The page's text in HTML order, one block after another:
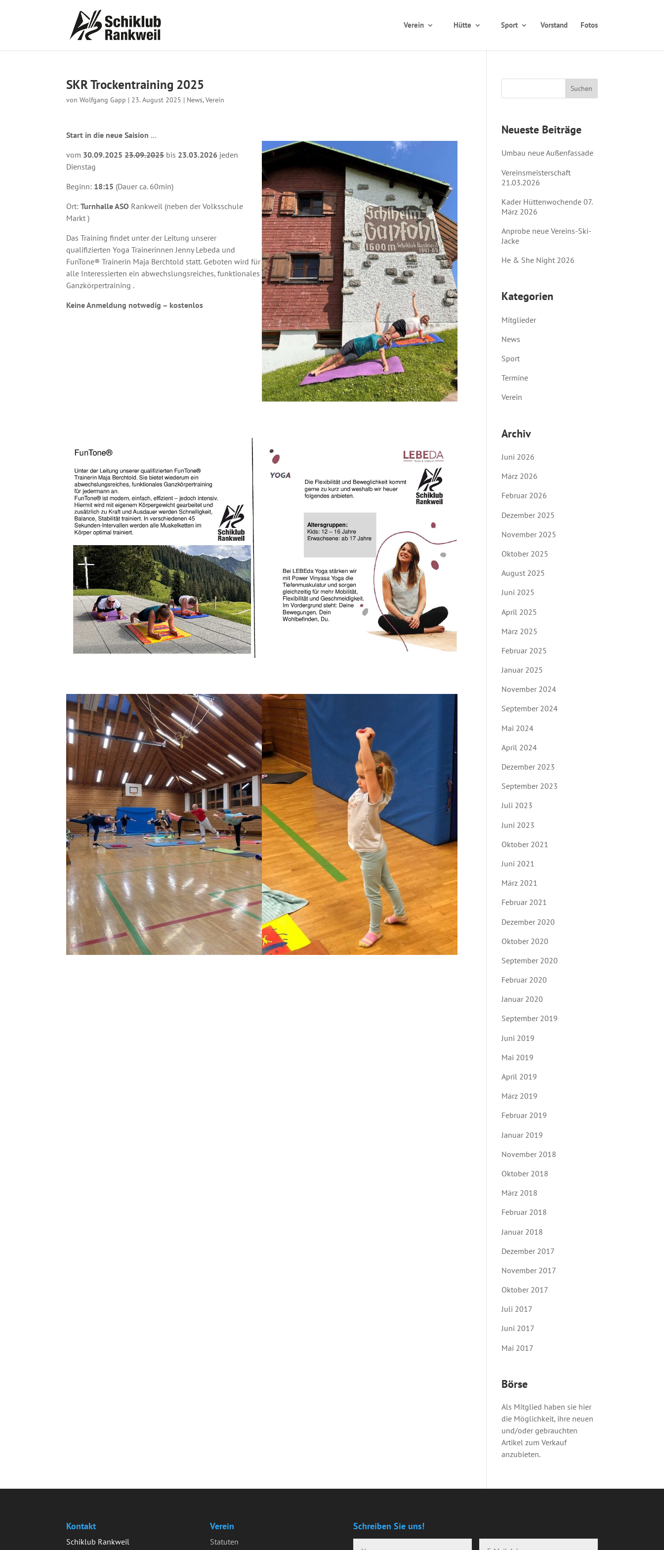
Verein Hütte Sport Vorstand Fotos
SKR Trockentraining 2025
vonWolfgang Gapp | 23. August 2025 | News,Verein
Start in die neue Saision …
vom 30.09.202523.09.2025 bis 23.03.2026 jeden
Dienstag
Beginn: 18:15 (Dauer ca. 60min)
Ort:Turnhalle ASO Rankweil (neben der Volksschule
Markt )
Das Training findet unter der Leitung unserer
qualifizierten Yoga Trainerinnen Jenny Lebeda und
FunTone® Trainerin Maja Berchtold statt. Geboten wird für
alle Interessierten ein abwechslungsreiches, funktionales
Ganzkörpertraining .
Keine Anmeldung notwedig – kostenlos
Neueste Beiträge
Umbau neue Außenfassade
Vereinsmeisterschaft
21.03.2026
Kader Hüttenwochende 07.
März 2026
Anprobe neue Vereins-Ski-
Jacke
He & She Night 2026
Kategorien
Mitglieder
News
Sport
Termine
Verein
Archiv
Juni 2026
März 2026
Februar 2026
Dezember 2025
November 2025
Oktober 2025
August 2025
Juni 2025
April 2025
März 2025
Februar 2025
Januar 2025
November 2024
September 2024
Mai 2024
April 2024
Dezember 2023
September 2023
Juli 2023
Juni 2023
Oktober 2021
Juni 2021
März 2021
Februar 2021
Dezember 2020
Oktober 2020
September 2020
Februar 2020
Januar 2020
September 2019
Juni 2019
Mai 2019
April 2019
März 2019
Februar 2019
Januar 2019
November 2018
Oktober 2018
März 2018
Februar 2018
Januar 2018
Dezember 2017
November 2017
Oktober 2017
Juli 2017
Juni 2017
Mai 2017
Börse
Als Mitglied haben sie hier
die Möglichkeit, ihre neuen
und/oder gebrauchten
Artikel zum Verkauf
anzubieten.
Kontakt
Schiklub Rankweil
Verein
Statuten
Schreiben Sie uns!